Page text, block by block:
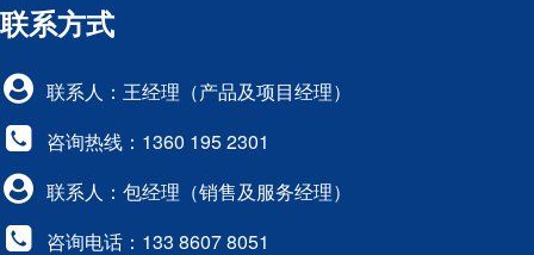
联系方式
联系人：王经理（产品及项目经理）
咨询热线：1360 195 2301
联系人：包经理（销售及服务经理）
咨询电话：133 8607 8051